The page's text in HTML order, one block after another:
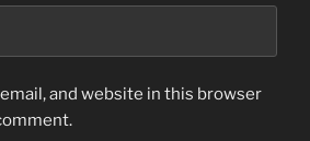
and website in this browser